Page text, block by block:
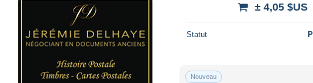
± 4,05 $US
Statut
Nouveau